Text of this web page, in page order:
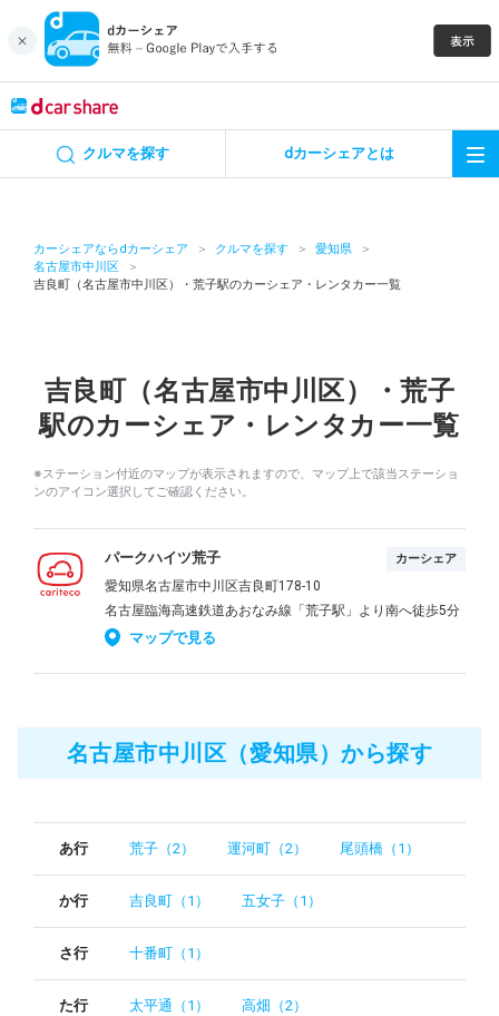
クルマを探す dカーシェアとは
カーシェアならdカーシェア クルマを探す
愛知県
名古屋市中川区
吉良町（名古屋市中川区）・荒子駅のカーシェア・レンタカー一覧
吉良町（名古屋市中川区）・荒子
駅のカーシェア・レンタカー一覧
※ステーション付近のマップが表示されますので、マップ上で該当ステーショ
ンのアイコン選択してご確認ください。
パークハイツ荒子 カーシェア
愛知県名古屋市中川区吉良町178-10
名古屋臨海高速鉄道あおなみ線「荒子駅」より南へ徒歩5分
マップで見る
名古屋市中川区（愛知県）から探す
あ行 荒子（2） 運河町（2） 尾頭橋（1）
か行 吉良町（1） 五女子（1）
さ行 十番町（1）
た行 太平通（1） 高畑（2）
カーシェア
よくあるご質問・お問い合わせ
特集